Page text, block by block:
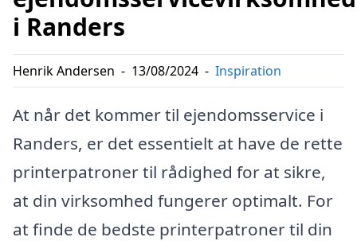
i Randers
Henrik Andersen - 13/08/2024 - Inspiration
At når det kommer til ejendomsservice i
Randers, er det essentielt at have de rette
printerpatroner til rådighed for at sikre,
at din virksomhed fungerer optimalt. For
at finde de bedste printerpatroner til din